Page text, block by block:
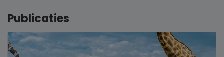
Publicaties